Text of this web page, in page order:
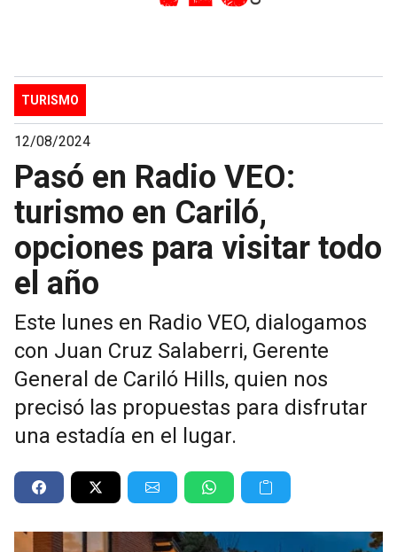
TURISMO
12/08/2024
Pasó en Radio VEO:
turismo en Cariló,
opciones para visitar todo
el año
Este lunes en Radio VEO, dialogamos
con Juan Cruz Salaberri, Gerente
General de Cariló Hills, quien nos
precisó las propuestas para disfrutar
una estadía en el lugar.